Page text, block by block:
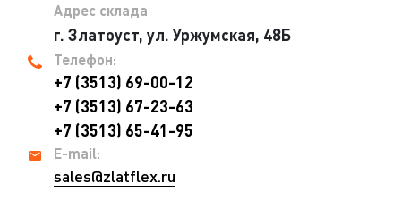
Адрес склада
г. Златоуст, ул. Уржумская, 48Б
Телефон:
+7 (3513) 69-00-12
+7 (3513) 67-23-63
+7 (3513) 65-41-95
E-mail:
sales@zlatflex.ru